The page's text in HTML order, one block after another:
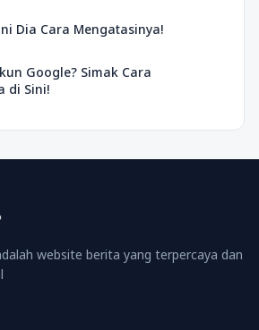
Dia Cara Mengatasinya!
Google? Simak Cara
di Sini!
website berita yang terpercaya dan